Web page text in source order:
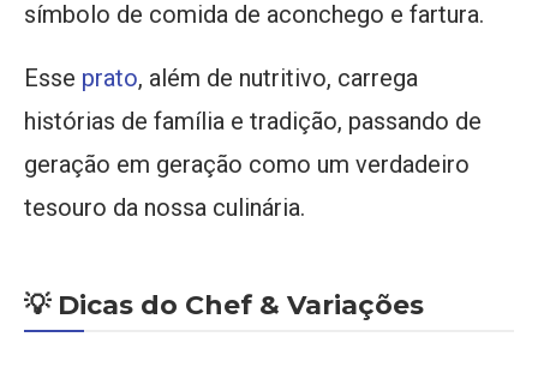
símbolo de comida de aconchego e fartura.
Esse prato, além de nutritivo, carrega
histórias de família e tradição, passando de
geração em geração como um verdadeiro
tesouro da nossa culinária.
💡 Dicas do Chef & Variações